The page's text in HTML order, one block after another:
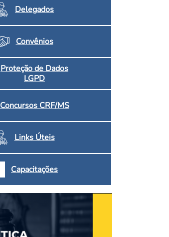
Delegados
Convênios
Proteção de Dados
LGPD
Concursos CRF/MS
Links Úteis
Capacitações